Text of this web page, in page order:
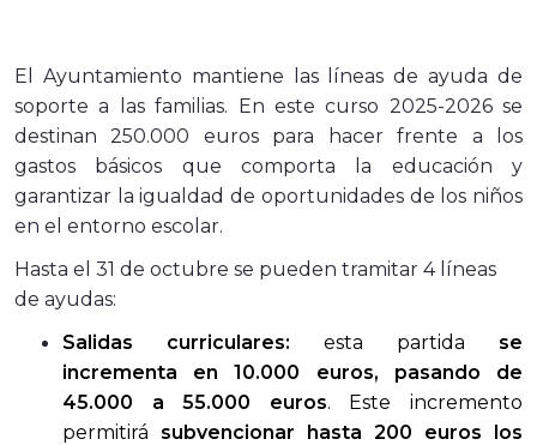
El Ayuntamiento mantiene las líneas de ayuda de
soporte a las familias. En este curso 2025-2026 se
destinan 250.000 euros para hacer frente a los
gastos básicos que comporta la educación y
garantizar la igualdad de oportunidades de los niños
en el entorno escolar.
Hasta el 31 de octubre se pueden tramitar 4 líneas
de ayudas:
Salidas curriculares: esta partida se
incrementa en 10.000 euros, pasando de
45.000 a 55.000 euros. Este incremento
permitirá subvencionar hasta 200 euros los